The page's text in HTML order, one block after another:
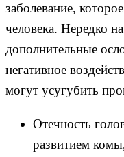
заболевание,
человека. Нередко
дополнительные
негативное
могут усугубить
Отечность
развитием